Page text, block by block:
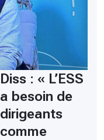
Diss : « L’ESS
a besoin de
dirigeants
comme